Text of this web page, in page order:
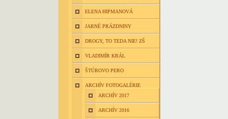
ELENA HIPMANOVÁ
JARNÉ PRÁZDNINY
DROGY, TO TEDA NIE! ZŠ
VLADIMÍR KRÁL
ŠTÚROVO PERO
ARCHÍV FOTOGALÉRIE
ARCHÍV 2017
ARCHÍV 2016